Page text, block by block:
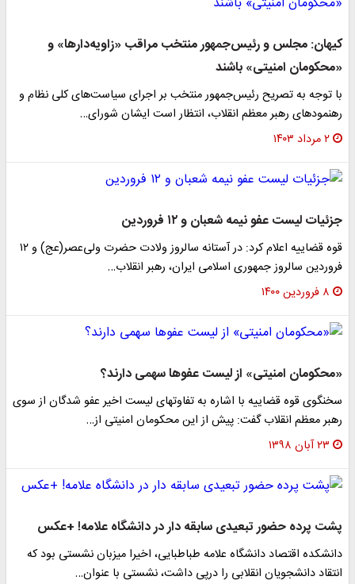
کیهان: مجلس و رئیس‌جمهور منتخب مراقب «زاویه‌دارها» و
«محکومان امنیتی» باشند
با توجه به تصریح رئیس‌جمهور منتخب بر اجرای سیاست‌های کلی نظام و
رهنمودهای رهبر معظم انقلاب، انتظار است ایشان شورای…
۲ مرداد ۱۴۰۳
جزئیات لیست عفو نیمه شعبان و ۱۲ فروردین
قوه قضاییه اعلام کرد: در آستانه سالروز ولادت حضرت ولی‌عصر(عج) و ۱۲
فروردین سالروز جمهوری اسلامی ایران، رهبر انقلاب…
۸ فروردین ۱۴۰۰
«محکومان امنیتی» از لیست عفوها سهمی دارند؟
سخنگوی قوه قضاییه با اشاره به تفاوتهای لیست اخیر عفو شدگان از سوی
رهبر معظم انقلاب گفت: پیش از این محکومان امنیتی از…
۲۳ آبان ۱۳۹۸
پشت پرده حضور تبعیدی سابقه دار در دانشگاه علامه! +عکس
دانشکده اقتصاد دانشگاه علامه طباطبایی، اخیرا میزبان نشستی بود که
انتقاد دانشجویان انقلابی را درپی داشت، نشستی با عنوان…